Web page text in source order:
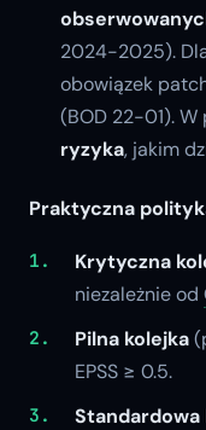
2024-2025).
obowiązek
(BOD 22-01).
ryzyka, jakim
Praktyczna
Krytyczna
niezależnie od
Pilna kolejka
EPSS ≥ 0.5.
Standardowa